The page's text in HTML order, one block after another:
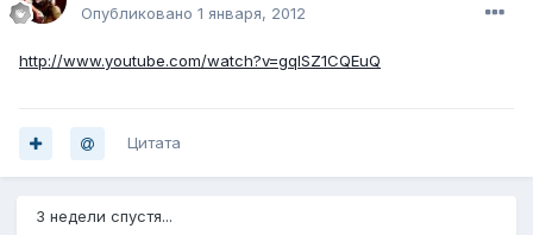
Опубликовано 1 января, 2012
http://www.youtube.com/watch?v=gqlSZ1CQEuQ
Цитата
3 недели спустя...